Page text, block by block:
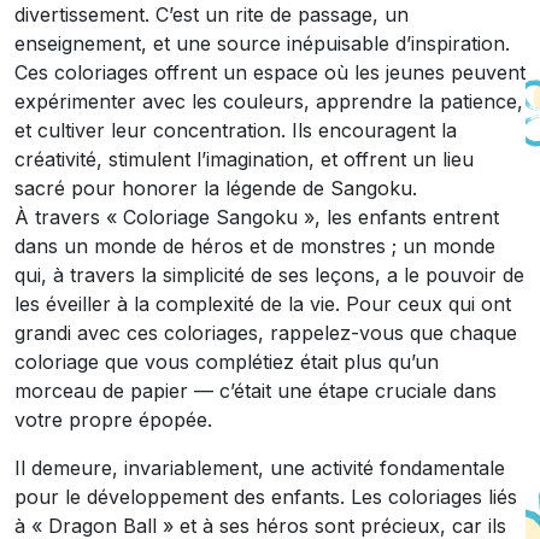
divertissement. C’est un rite de passage, un
enseignement, et une source inépuisable d’inspiration.
Ces coloriages offrent un espace où les jeunes peuvent
expérimenter avec les couleurs, apprendre la patience,
et cultiver leur concentration. Ils encouragent la
créativité, stimulent l’imagination, et offrent un lieu
sacré pour honorer la légende de Sangoku.
À travers « Coloriage Sangoku », les enfants entrent
dans un monde de héros et de monstres ; un monde
qui, à travers la simplicité de ses leçons, a le pouvoir de
les éveiller à la complexité de la vie. Pour ceux qui ont
grandi avec ces coloriages, rappelez-vous que chaque
coloriage que vous complétiez était plus qu’un
morceau de papier — c’était une étape cruciale dans
votre propre épopée.
Il demeure, invariablement, une activité fondamentale
pour le développement des enfants. Les coloriages liés
à « Dragon Ball » et à ses héros sont précieux, car ils